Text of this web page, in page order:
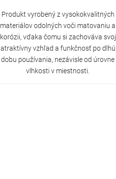
Produkt vyrobený z vysokokvalitných
materiálov odolných voči matovaniu a
korózii, vďaka čomu si zachováva svoj
atraktívny vzhľad a funkčnosť po dlhú
dobu používania, nezávisle od úrovne
vlhkosti v miestnosti.